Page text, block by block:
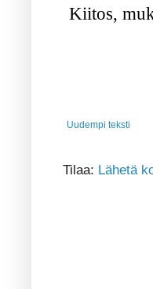
Uudempi teksti
Tilaa: Lähetä